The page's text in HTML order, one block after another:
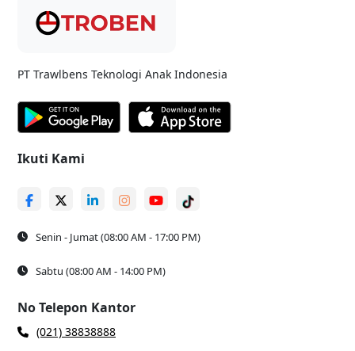
PT Trawlbens Teknologi Anak Indonesia
Ikuti Kami
Senin - Jumat (08:00 AM - 17:00 PM)
Sabtu (08:00 AM - 14:00 PM)
No Telepon Kantor
(021) 38838888